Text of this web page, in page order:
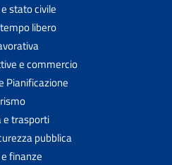
stato civile
libero
e commercio
Pianificazione
e trasporti
pubblica
finanze